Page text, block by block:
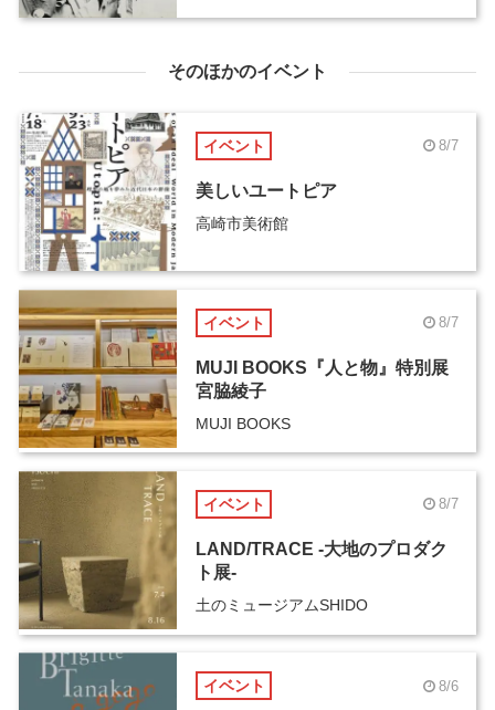
そのほかのイベント
イベント 8/7
美しいユートピア
高崎市美術館
イベント 8/7
MUJI BOOKS『人と物』特別展
宮脇綾子
MUJI BOOKS
イベント 8/7
LAND/TRACE -大地のプロダク
ト展-
土のミュージアムSHIDO
イベント 8/6